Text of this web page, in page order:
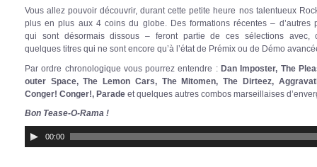
Vous allez pouvoir découvrir, durant cette petite heure nos talentueux
plus en plus aux 4 coins du globe. Des formations récentes – d’autres
qui sont désormais dissous – feront partie de ces sélections
quelques titres qui ne sont encore qu’à l’état de Prémix ou de Démo
Par ordre chronologique vous pourrez entendre : Dan Imposter, The
outer Space, The Lemon Cars, The Mitomen, The Dirteez,
Conger! Conger!, Parade et quelques autres combos marseillaises
Bon Tease-O-Rama !
audio00:00